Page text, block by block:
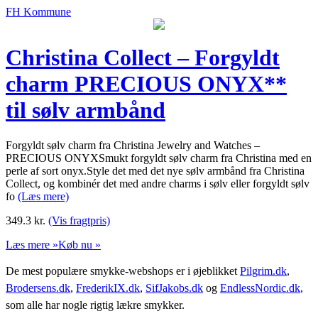
FH Kommune
Christina Collect – Forgyldt
charm PRECIOUS ONYX**
til sølv armbånd
Forgyldt sølv charm fra Christina Jewelry and Watches –
PRECIOUS ONYXSmukt forgyldt sølv charm fra Christina med en
perle af sort onyx.Style det med det nye sølv armbånd fra Christina
Collect, og kombinér det med andre charms i sølv eller forgyldt sølv
fo (Læs mere)
349.3 kr. (Vis fragtpris)
Læs mere »Køb nu »
De mest populære smykke-webshops er i øjeblikket Pilgrim.dk,
Brodersens.dk, FrederikIX.dk, SifJakobs.dk og EndlessNordic.dk,
som alle har nogle rigtig lækre smykker.